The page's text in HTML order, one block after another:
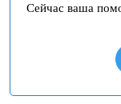
Сейчас ваша